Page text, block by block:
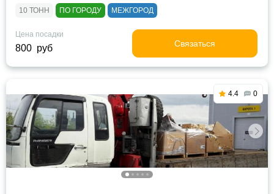
10 ТОНН ПО ГОРОДУ МЕЖГОРОД
Цена посадки
800 руб Связаться
4.4 0